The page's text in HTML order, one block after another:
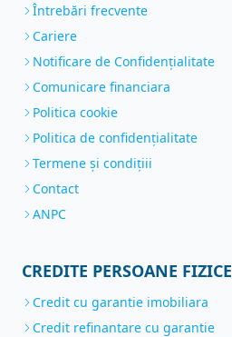
Întrebări frecvente
Cariere
Notificare de Confidenţialitate
Comunicare financiara
Politica cookie
Politica de confidențialitate
Termene și condițiii
Contact
ANPC
CREDITE PERSOANE FIZICE
Credit cu garantie imobiliara
Credit refinantare cu garantie